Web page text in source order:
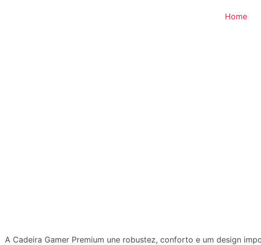
Home
A Cadeira Gamer Premium une robustez, conforto e um design